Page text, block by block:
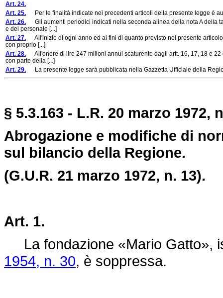
Art. 24.
Art. 25. Per le finalità indicate nei precedenti articoli della presente legge è
Art. 26. Gli aumenti periodici indicati nella seconda alinea della nota A della
e del personale [...]
Art. 27. All'inizio di ogni anno ed ai fini di quanto previsto nel presente
con proprio [...]
Art. 28. All'onere di lire 247 milioni annui scaturente dagli artt. 16, 17, 18 e
con parte della [...]
Art. 29. La presente legge sarà pubblicata nella Gazzetta Ufficiale della
§ 5.3.163 - L.R. 20 marzo 1972,
Abrogazione e modifiche di
sul bilancio della Regione.
(G.U.R. 21 marzo 1972, n. 13).
Art. 1.
La fondazione «Mario Gatto»,
1954, n. 30, è soppressa.